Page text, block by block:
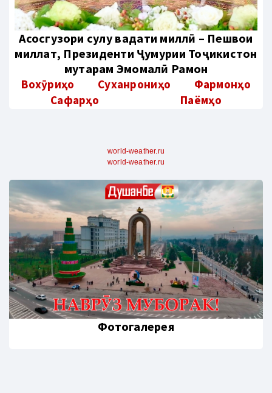
Aсосгузори сулҳу ваҳдати миллӣ – Пешвои
миллат, Президенти Ҷумҳурии Тоҷикистон
муҳтарам Эмомалӣ Раҳмон
Вохӯриҳо Суханрониҳо
Фармонҳо
Сафарҳо
Паёмҳо
world-weather.ru
world-weather.ru
Фотогалерея